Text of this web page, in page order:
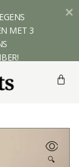
🔍
MET 3